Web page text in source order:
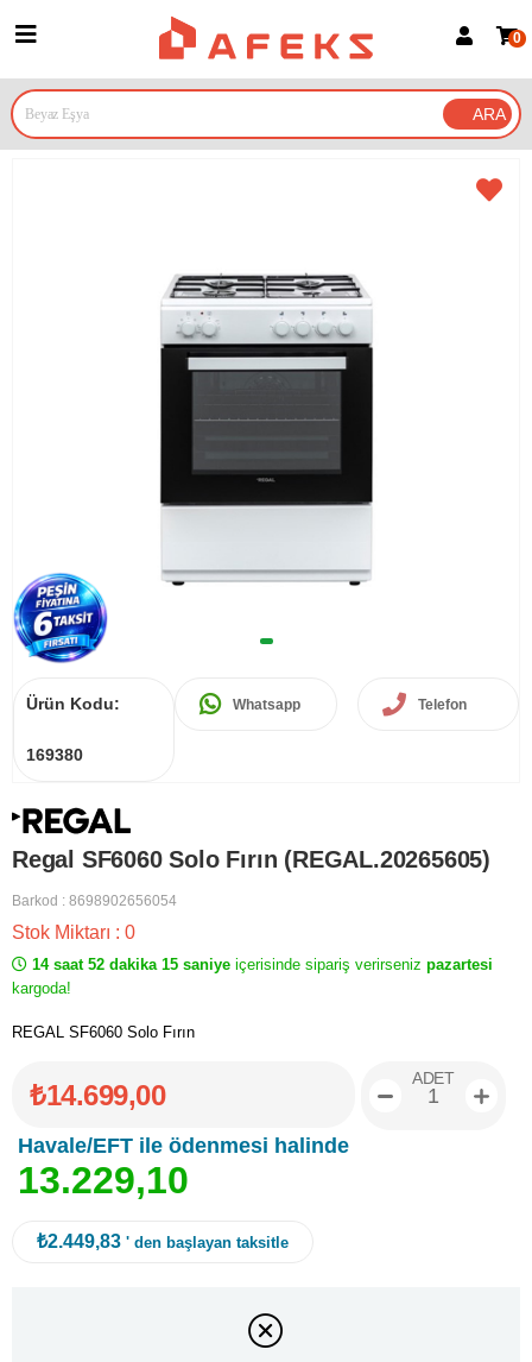
Google İle Bağlan
0
Ürün Kodu:
169380
Whatsapp Telefon
Regal SF6060 Solo Fırın (REGAL.20265605)
Barkod : 8698902656054
Stok Miktarı : 0
14 saat 52 dakika 15 saniye içerisinde sipariş verirseniz pazartesi
kargoda!
REGAL SF6060 Solo Fırın
₺14.699,00
Havale/EFT ile ödenmesi halinde
13.229,10
ADET
₺2.449,83 ' den başlayan taksitle